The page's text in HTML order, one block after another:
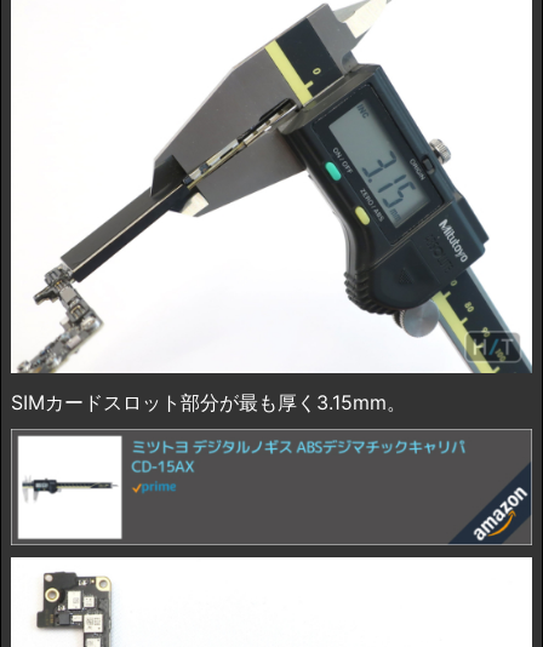
SIMカードスロット部分が最も厚く3.15mm。